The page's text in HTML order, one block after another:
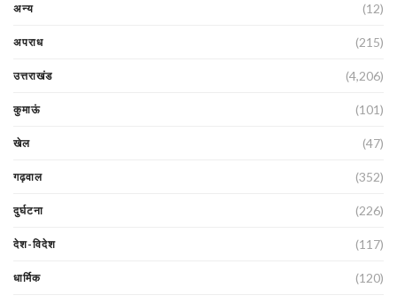
अन्य (12)
अपराध (215)
उत्तराखंड (4,206)
कुमाऊं (101)
खेल (47)
गढ़वाल (352)
दुर्घटना (226)
देश-विदेश (117)
धार्मिक (120)